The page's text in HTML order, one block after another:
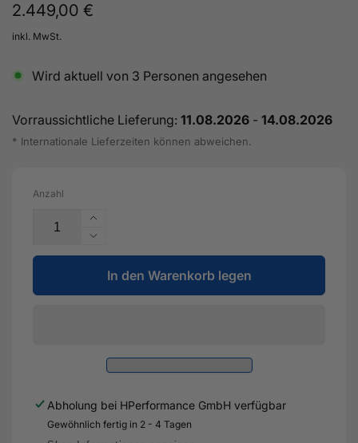
Normaler
Preis
2.449,00 €
inkl. MwSt.
Wird aktuell von 3 Personen angesehen
Vorraussichtliche Lieferung: 11.08.2026 - 14.08.2026
* Internationale Lieferzeiten können abweichen.
Anzahl
Erhöhe
die
Menge
für
Carbon
GT-
Flex
für
Audi
Verringere
die
Menge
für
Heckspoiler
GT-
Curved
für
In den Warenkorb legen
Abholung bei HPerformance GmbH verfügbar
Gewöhnlich fertig in 2 - 4 Tagen